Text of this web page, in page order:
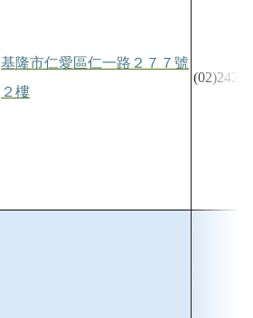
基隆市仁愛區仁一路２７７號
２樓
(02)2424-